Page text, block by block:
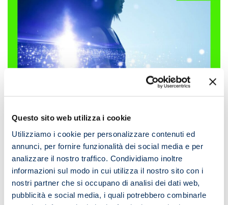
Questo sito web utilizza i cookie
Utilizziamo i cookie per personalizzare contenuti ed
annunci, per fornire funzionalità dei social media e per
analizzare il nostro traffico. Condividiamo inoltre
informazioni sul modo in cui utilizza il nostro sito con i
nostri partner che si occupano di analisi dei dati web,
pubblicità e social media, i quali potrebbero combinarle
Senza categoria